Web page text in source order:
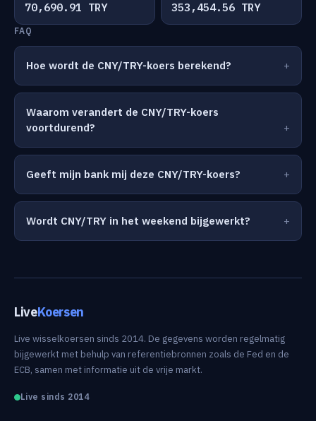
70,690.91 TRY 353,454.56 TRY
FAQ
Hoe wordt de CNY/TRY-koers berekend?
Waarom verandert de CNY/TRY-koers
voortdurend?
Geeft mijn bank mij deze CNY/TRY-koers?
Wordt CNY/TRY in het weekend bijgewerkt?
LiveKoersen
Live wisselkoersen sinds 2014. De gegevens worden regelmatig
bijgewerkt met behulp van referentiebronnen zoals de Fed en de
ECB, samen met informatie uit de vrije markt.
Live sinds 2014